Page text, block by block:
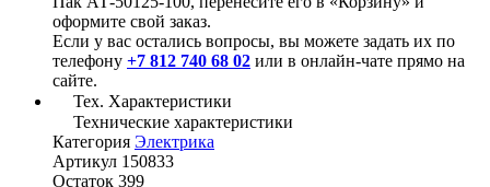
оформите свой заказ.
Если у вас остались вопросы, вы можете задать их по
телефону +7 812 740 68 02 или в онлайн-чате прямо на
сайте.
Тех. Характеристики
Технические характеристики
Категория Электрика
Артикул 150833
Остаток 399